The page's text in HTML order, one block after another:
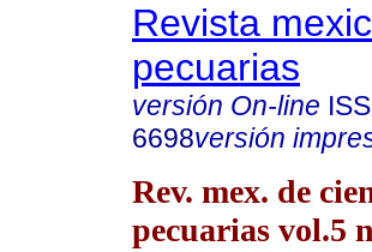
Revista
pecuarias
versión On-line
6698versión
Rev. mex. de
pecuarias vol.5